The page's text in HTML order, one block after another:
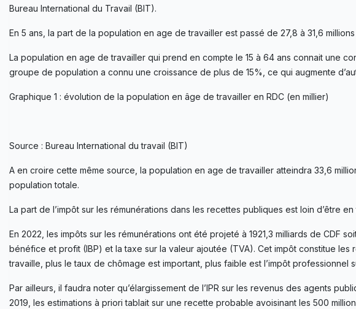
Bureau International du Travail (BIT).
En 5 ans, la part de la population en age de travailler est passé de 27,8 à 31,6
La population en age de travailler qui prend en compte le 15 à 64 ans connait une
groupe de population a connu une croissance de plus de 15%, ce qui augmente
Graphique 1 : évolution de la population en âge de travailler en RDC (en millier)
Source : Bureau International du travail (BIT)
A en croire cette même source, la population en age de travailler atteindra 33,6
population totale.
La part de l’impôt sur les rémunérations dans les recettes publiques est loin d’être en
En 2022, les impôts sur les rémunérations ont été projeté à 1921,3 milliards de CDF
bénéfice et profit (IBP) et la taxe sur la valeur ajoutée (TVA). Cet impôt constitue
travaille, plus le taux de chômage est important, plus faible est l’impôt
Par ailleurs, il faudra noter qu’élargissement de l’IPR sur les revenus des agents
2019, les estimations à priori tablait sur une recette probable avoisinant les 500